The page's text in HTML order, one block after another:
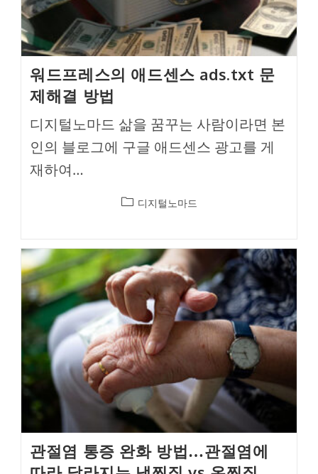
워드프레스의 애드센스 ads.txt 문
제해결 방법
디지털노마드 삶을 꿈꾸는 사람이라면 본
인의 블로그에 구글 애드센스 광고를 게
재하여…
Post디지털노마드
관절염 통증 완화 방법…관절염에